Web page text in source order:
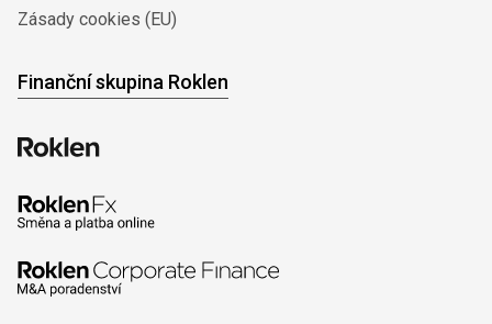
Zásady cookies (EU)
Finanční skupina Roklen